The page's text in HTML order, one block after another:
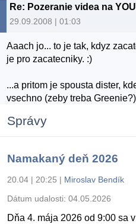
29.09.2008 | 01:03
Aaach jo... to je tak, kdyz
je pro zacatecniky. :)
...a pritom je spousta dister,
vsechno (zeby treba Greenie?)
Správy
Namakaný deň 2026
20.04 | 20:25 | Miroslav Bendík
Dátum udalosti: 04.05.2026
Dňa 4. mája 2026 od 9:00 sa